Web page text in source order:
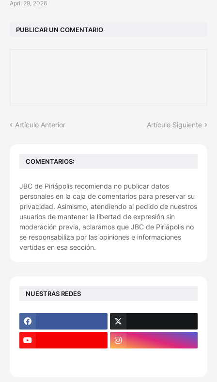
April 29, 2026
PUBLICAR UN COMENTARIO
Artículo Anterior Artículo Siguiente
COMENTARIOS:
JBC de Piriápolis recomienda no publicar datos
personales en la caja de comentarios para preservar su
privacidad. Asimismo, atendiendo al pedido de nuestros
usuarios de mantener la libertad de expresión sin
moderación previa, aclaramos que JBC de Piriápolis no
se responsabiliza por las opiniones e informaciones
vertidas en esa sección.
NUESTRAS REDES